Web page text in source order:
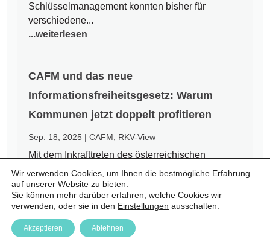
Schlüsselmanagement konnten bisher für
verschiedene...
...weiterlesen
CAFM und das neue
Informationsfreiheitsgesetz: Warum
Kommunen jetzt doppelt profitieren
Sep. 18, 2025 |CAFM RKV-View
Mit dem Inkrafttreten des österreichischen
Informationsfreiheitsgesetzes (IFG) am 1.
September 2025 endet eine jahrzehntelange Ära
des Amtsgeheimnisses. Bürgerinnen und Bürger
haben nun einen Rechtsanspruch auf Zugang zu
amtlichen Informationen – auch auf kommunaler
Ebene. Für Städte und Gemeinden...
Wir verwenden Cookies, um Ihnen die bestmögliche Erfahrung
auf unserer Website zu bieten.
Sie können mehr darüber erfahren, welche Cookies wir
verwenden, oder sie in den Einstellungen ausschalten.
Akzeptieren Ablehnen